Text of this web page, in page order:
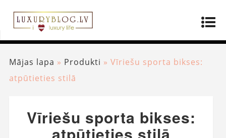
Mājas lapa » Produkti » Vīriešu sporta bikses:
atpūtieties stilā
Vīriešu sporta bikses: